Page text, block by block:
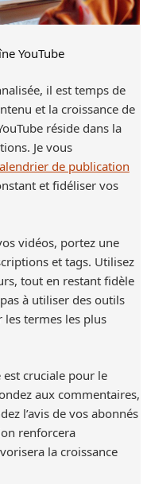
YouTube
il est temps de
et la croissance de
réside dans la
Je vous
de publication
et fidéliser vos
vidéos, portez une
et tags. Utilisez
tout en restant fidèle
à utiliser des outils
les termes les plus
cruciale pour le
aux commentaires,
l’avis de vos abonnés
renforcera
la croissance